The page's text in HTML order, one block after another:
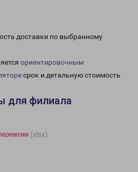
доставки по выбранному
ориентировочным
срок и детальную стоимость
для филиала
(xlsx)